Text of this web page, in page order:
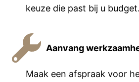
keuze die past bij u budget.
Aanvang
Maak een afspraak voor